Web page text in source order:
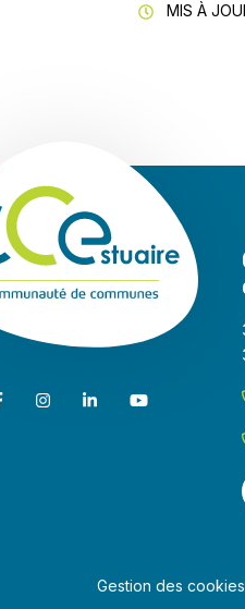
MIS À
Lien vers le compte Facebook
Lien vers le compte Instagram
Lien vers le compte
Lien vers la
Gestion des cookies